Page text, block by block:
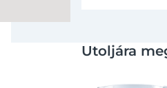
Utoljára